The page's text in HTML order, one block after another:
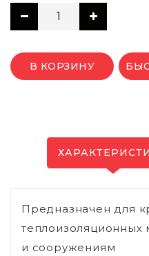
В КОРЗИНУ
Предназначен для
теплоизоляционных
и сооружениям